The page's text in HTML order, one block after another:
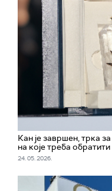
Кан је завршен, трка
на које треба
24. 05. 2026.